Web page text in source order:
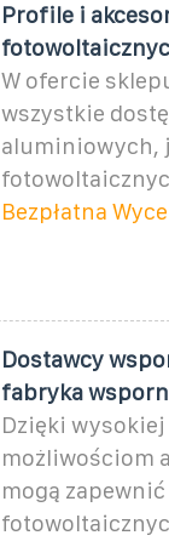
Profile i
W ofercie
wszystkie
aluminiowych,
Bezpłatna
Dostawcy
fabryka
Dzięki
możliwościom
mogą